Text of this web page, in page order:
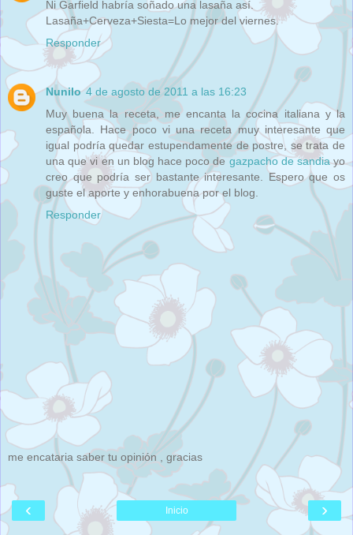
Ni Garfield habría soñado una lasaña así.
Lasaña+Cerveza+Siesta=Lo mejor del viernes.
Responder
Nunilo 4 de agosto de 2011 a las 16:23
Muy buena la receta, me encanta la cocina italiana y la
española. Hace poco vi una receta muy interesante que
igual podría quedar estupendamente de postre, se trata de
una que vi en un blog hace poco de gazpacho de sandiayo
creo que podría ser bastante interesante. Espero que os
guste el aporte y enhorabuena por el blog.
Responder
me encataria saber tu opinión , gracias
‹ ›
Inicio